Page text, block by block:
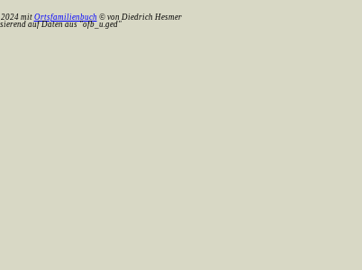
2024 mitOrtsfamilienbuch © von Diedrich Hesmer
auf Daten aus "ofb_u.ged"